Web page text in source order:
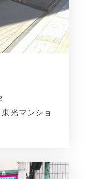
光マンショ